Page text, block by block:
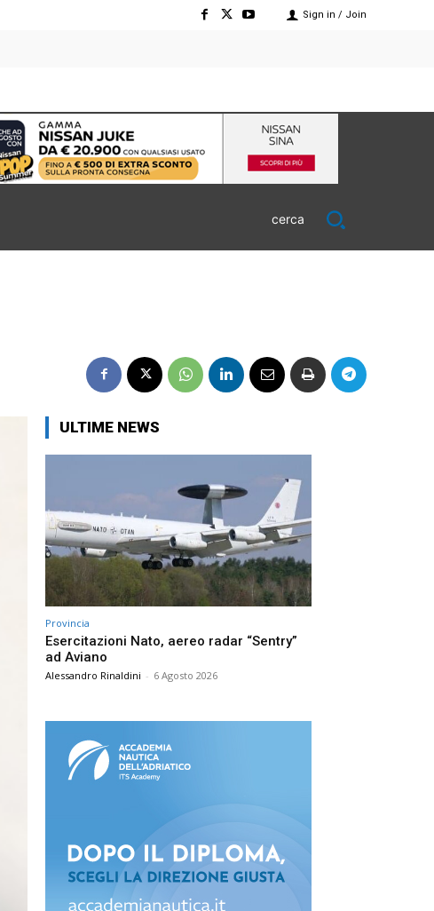
Sign in / Join
cerca
ULTIME NEWS
Provincia
Esercitazioni Nato, aereo radar “Sentry”
ad Aviano
Alessandro Rinaldini - 6 Agosto 2026